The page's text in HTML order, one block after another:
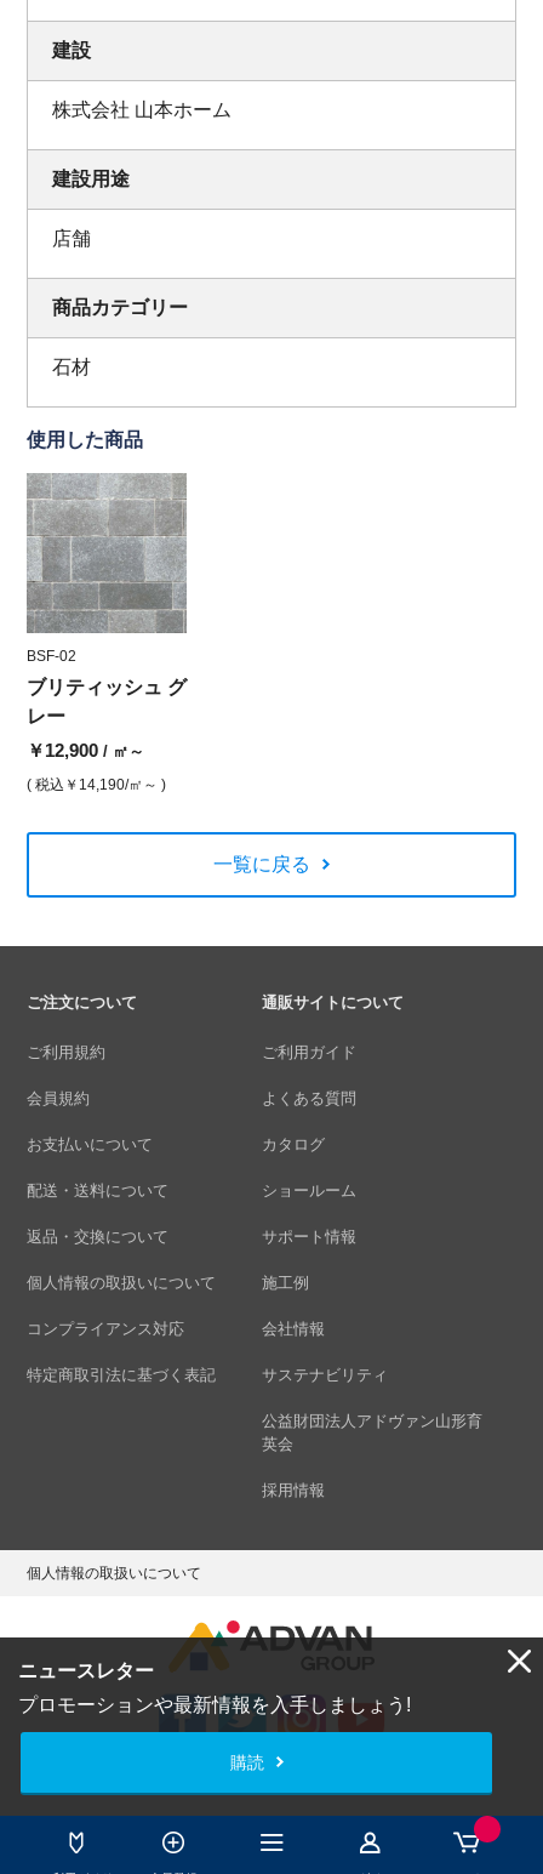
ニュースレター
プロモーションや最新情報を入手しましょう!
購読
建設
株式会社 山本ホーム
建設用途
店舗
商品カテゴリー
石材
使用した商品
BSF-02
ブリティッシュ グ
レー
￥12,900/ ㎡～
( 税込 ￥14,190/㎡～ )
一覧に戻る
ご注文について
ご利用規約
会員規約
お支払いについて
配送・送料について
返品・交換について
個人情報の取扱いについて
コンプライアンス対応
特定商取引法に基づく表記
通販サイトについて
ご利用ガイド
よくある質問
カタログ
ショールーム
サポート情報
施工例
会社情報
サステナビリティ
公益財団法人アドヴァン山形育
英会
採用情報
個人情報の取扱いについて